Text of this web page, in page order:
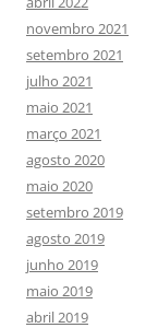
novembro 2021
setembro 2021
julho 2021
maio 2021
março 2021
agosto 2020
maio 2020
setembro 2019
agosto 2019
junho 2019
maio 2019
abril 2019